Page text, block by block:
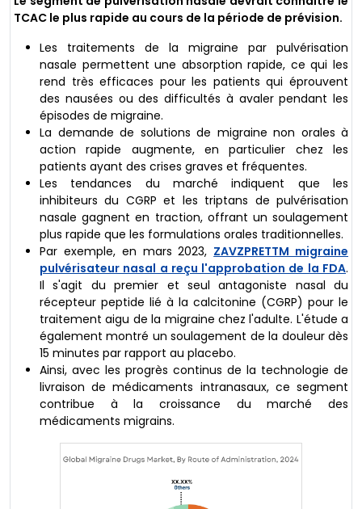
TCAC le plus rapide au cours de la période de prévision.
Les traitements de la migraine par pulvérisation
nasale permettent une absorption rapide, ce qui les
rend très efficaces pour les patients qui éprouvent
des nausées ou des difficultés à avaler pendant les
épisodes de migraine.
La demande de solutions de migraine non orales à
action rapide augmente, en particulier chez les
patients ayant des crises graves et fréquentes.
Les tendances du marché indiquent que les
inhibiteurs du CGRP et les triptans de pulvérisation
nasale gagnent en traction, offrant un soulagement
plus rapide que les formulations orales traditionnelles.
Par exemple, en mars 2023, ZAVZPRETTM migraine
pulvérisateur nasal a reçu l'approbation de la FDA.
Il s'agit du premier et seul antagoniste nasal du
récepteur peptide lié à la calcitonine (CGRP) pour le
traitement aigu de la migraine chez l'adulte. L'étude a
également montré un soulagement de la douleur dès
15 minutes par rapport au placebo.
Ainsi, avec les progrès continus de la technologie de
livraison de médicaments intranasaux, ce segment
contribue à la croissance du marché des
médicaments migrains.